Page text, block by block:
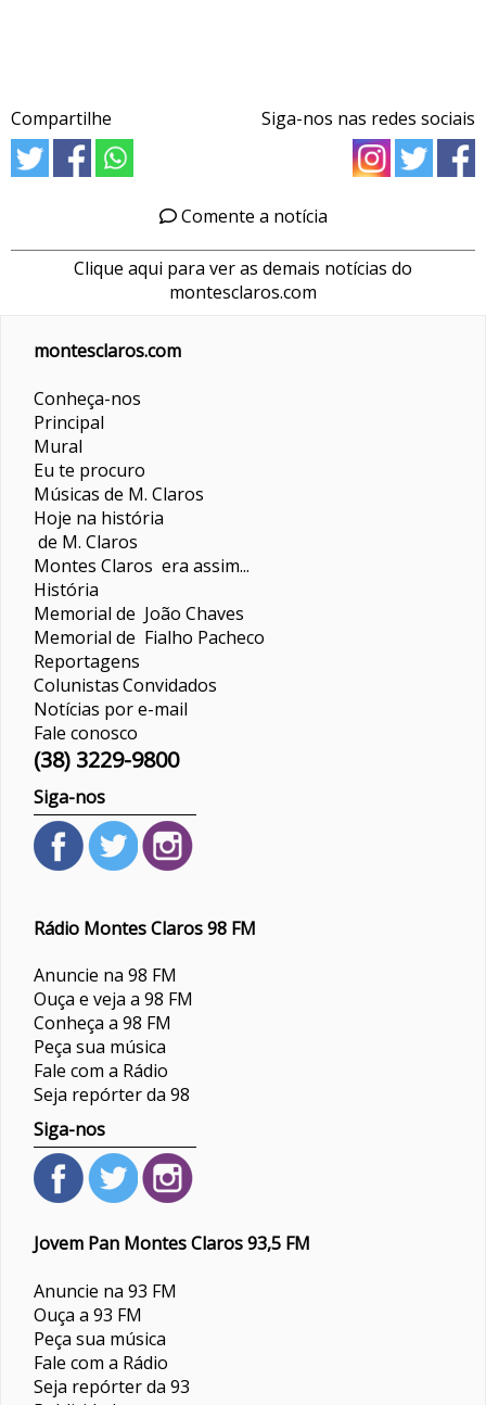
Compartilhe Siga-nos nas redes sociais
Comente a notícia
Clique aqui para ver as demais notícias do
montesclaros.com
montesclaros.com
Conheça-nos
Principal
Mural
Eu te procuro
Músicas de M. Claros
Hoje na história
de M. Claros
Montes Claros era assim...
História
Memorial de João Chaves
Memorial de Fialho Pacheco
Reportagens
ColunistasConvidados
Notícias por e-mail
Fale conosco
(38) 3229-9800
Siga-nos
Rádio Montes Claros 98 FM
Anuncie na 98 FM
Ouça e veja a 98 FM
Conheça a 98 FM
Peça sua música
Fale com a Rádio
Seja repórter da 98
Siga-nos
Jovem Pan Montes Claros 93,5 FM
Anuncie na 93 FM
Ouça a 93 FM
Peça sua música
Fale com a Rádio
Seja repórter da 93